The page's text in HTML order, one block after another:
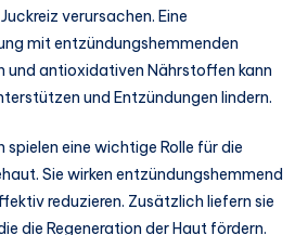
verursachen. Eine
mit entzündungshemmenden
antioxidativen Nährstoffen kann
und Entzündungen lindern.
eine wichtige Rolle für die
Sie wirken entzündungshemmend
reduzieren. Zusätzlich liefern sie
die Regeneration der Haut fördern.